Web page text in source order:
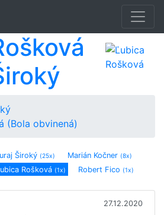
(Bola obvinená)
Široký (25x) Marián Kočner (8x)
Rošková (1x) Robert Fico (1x)
27.12.2020